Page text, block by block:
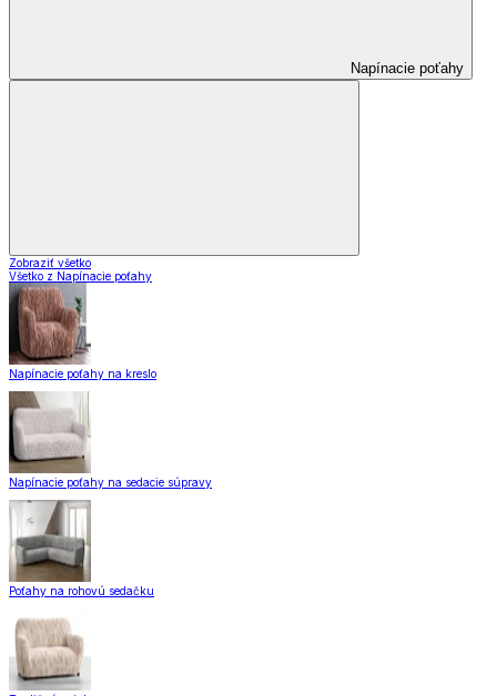
Napínacie poťahy
Zobraziť všetko
Všetko z Napínacie poťahy
Napínacie poťahy na kreslo
Napínacie poťahy na sedacie súpravy
Poťahy na rohovú sedačku